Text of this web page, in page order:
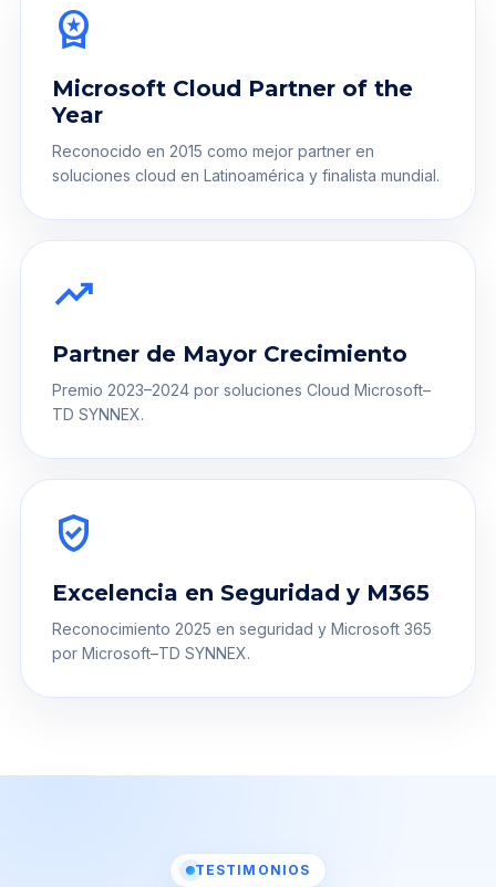
workspace_premium
Microsoft Cloud Partner of the
Year
Reconocido en 2015 como mejor partner en
soluciones cloud en Latinoamérica y finalista mundial.
trending_up
Partner de Mayor Crecimiento
Premio 2023–2024 por soluciones Cloud Microsoft–
TD SYNNEX.
verified_user
Excelencia en Seguridad y M365
Reconocimiento 2025 en seguridad y Microsoft 365
por Microsoft–TD SYNNEX.
TESTIMONIOS